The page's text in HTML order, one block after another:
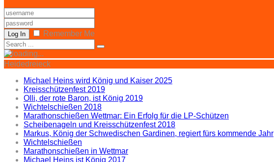
Log In Remember Me
Heidedreieck
Michael Heins wird König und Kaiser 2025
Kreisschützenfest 2019
Olli, der rote Baron, ist König 2019
Wichtelschießen 2018
Marathonschießen Wettmar: Ein Erfolg für die LP-Schützen
Scheibenageln und Kreisschützenfest 2018
Markus, König der Schwedischen Gardinen, regiert fürs kommende Jahr
Wichtelschießen
Marathonschießen in Wettmar
Michael Heins ist König 2017